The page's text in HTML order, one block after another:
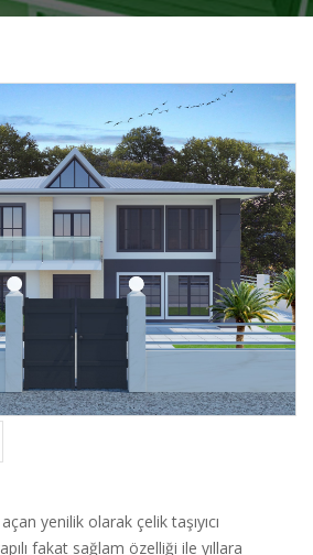
yenilik olarak çelik taşıyıcı
fakat sağlam özelliği ile yıllara